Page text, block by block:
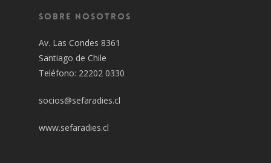
Sobre Nosotros
Av. Las Condes 8361
Santiago de Chile
Teléfono: 22202 0330
socios@sefaradies.cl
www.sefaradies.cl